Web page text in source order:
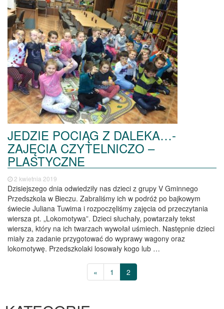
JEDZIE POCIĄG Z DALEKA…-
ZAJĘCIA CZYTELNICZO –
PLASTYCZNE
2 kwietnia 2019
Dzisiejszego dnia odwiedziły nas dzieci z grupy V Gminnego
Przedszkola w Bieczu. Zabraliśmy ich w podróż po bajkowym
świecie Juliana Tuwima i rozpoczęliśmy zajęcia od przeczytania
wiersza pt. „Lokomotywa”. Dzieci słuchały, powtarzały tekst
wiersza, który na ich twarzach wywołał uśmiech. Następnie dzieci
miały za zadanie przygotować do wyprawy wagony oraz
lokomotywę. Przedszkolaki losowały kogo lub …
« 1 2